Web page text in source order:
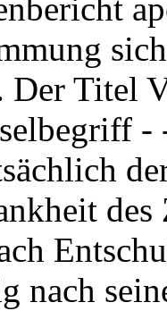
Titel
des
nach